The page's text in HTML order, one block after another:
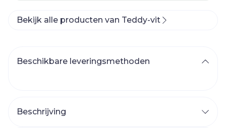
Bekijk alle producten van Teddy-vit
Beschikbare leveringsmethoden
Beschrijving